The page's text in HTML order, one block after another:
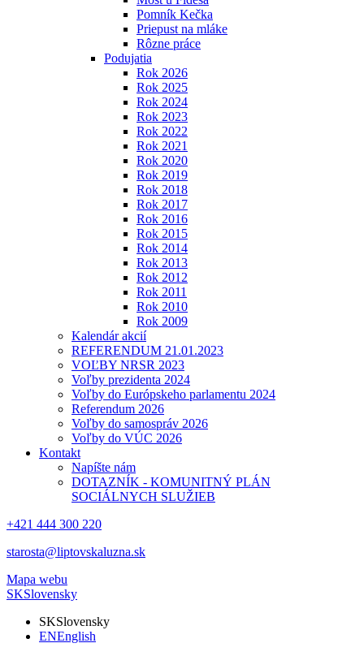
Pomník Kečka
Priepust na mláke
Rôzne práce
Podujatia
Rok 2026
Rok 2025
Rok 2024
Rok 2023
Rok 2022
Rok 2021
Rok 2020
Rok 2019
Rok 2018
Rok 2017
Rok 2016
Rok 2015
Rok 2014
Rok 2013
Rok 2012
Rok 2011
Rok 2010
Rok 2009
Kalendár akcií
REFERENDUM 21.01.2023
VOĽBY NRSR 2023
Voľby prezidenta 2024
Voľby do Európskeho parlamentu 2024
Referendum 2026
Voľby do samospráv 2026
Voľby do VÚC 2026
Kontakt
Napíšte nám
DOTAZNÍK - KOMUNITNÝ PLÁN
SOCIÁLNYCH SLUŽIEB
+421 444 300 220
starosta@liptovskaluzna.sk
Mapa webu
SKSlovensky
SKSlovensky
ENEnglish